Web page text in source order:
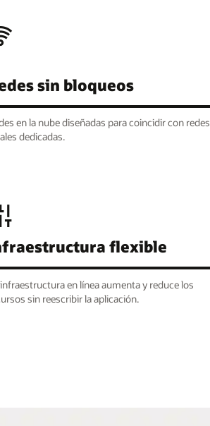
sin bloqueos
en la nube diseñadas para coincidir con redes
dedicadas.
flexible
en línea aumenta y reduce los
sin reescribir la aplicación.